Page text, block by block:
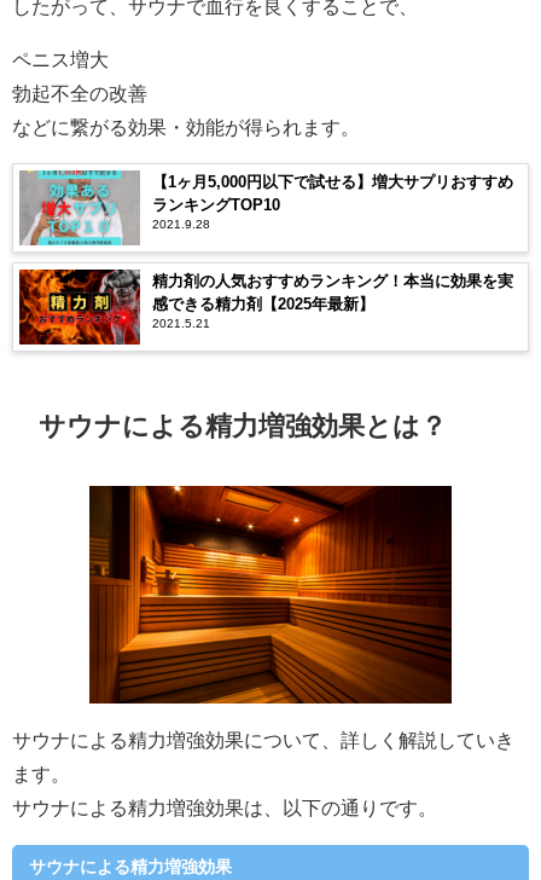
したがって、サウナで血行を良くすることで、
ペニス増大
勃起不全の改善
などに繋がる効果・効能が得られます。
【1ヶ月5,000円以下で試せる】増大サプリおすすめ
ランキングTOP10
2021.9.28
精力剤の人気おすすめランキング！本当に効果を実
感できる精力剤【2025年最新】
2021.5.21
サウナによる精力増強効果とは？
サウナによる精力増強効果について、詳しく解説していき
ます。
サウナによる精力増強効果は、以下の通りです。
サウナによる精力増強効果